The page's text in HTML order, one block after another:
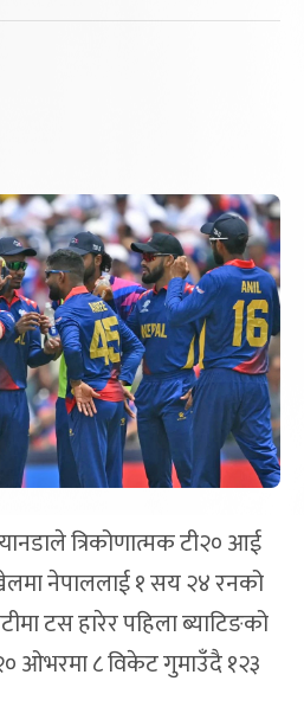
त्रिकोणात्मक टी२० आई
नेपाललाई १ सय २४ रनको
टस हारेर पहिला ब्याटिङको
ओभरमा ८ विकेट गुमाउँदै १२३